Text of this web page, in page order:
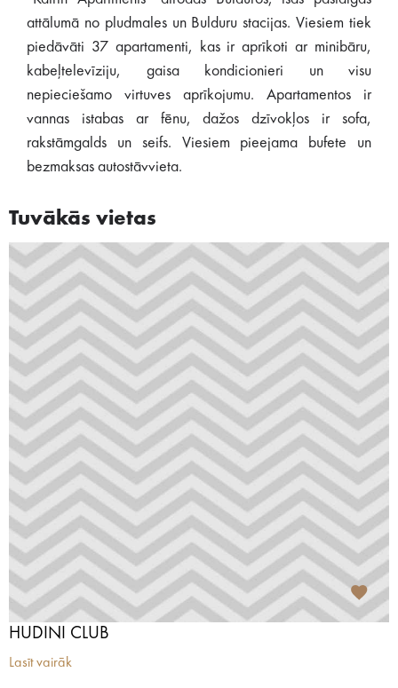
attālumā no pludmales un Bulduru stacijas. Viesiem tiek
piedāvāti 37 apartamenti, kas ir aprīkoti ar minibāru,
kabeļtelevīziju, gaisa kondicionieri un visu
nepieciešamo virtuves aprīkojumu. Apartamentos ir
vannas istabas ar fēnu, dažos dzīvokļos ir sofa,
rakstāmgalds un seifs. Viesiem pieejama bufete un
bezmaksas autostāvvieta.
Tuvākās vietas
HUDINI CLUB
Lasīt vairāk